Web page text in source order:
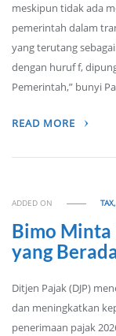
meskipun tidak ada
pemerintah dalam
yang terutang
dengan huruf f,
Pemerintah,” bunyi
READ MORE
ADDED ON
Bimo Minta
yang
Ditjen Pajak (DJP)
dan meningkatkan
penerimaan pajak